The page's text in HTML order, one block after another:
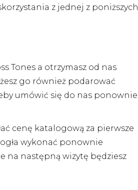
z jednej z poniższych
Tones a otrzymasz od nas
go również podarować
umówić się do nas ponownie
cenę katalogową za pierwsze
wykonać ponownie
na następną wizytę będziesz